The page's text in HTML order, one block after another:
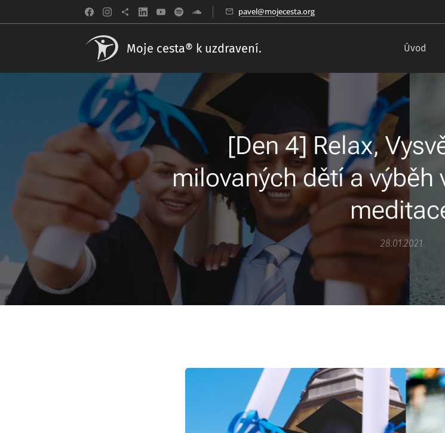
pavel@mojecesta.org
Moje cesta® k uzdravení. Úvod
[Den 4] Relax,
milovaných dětí a výběh
28.01.2021